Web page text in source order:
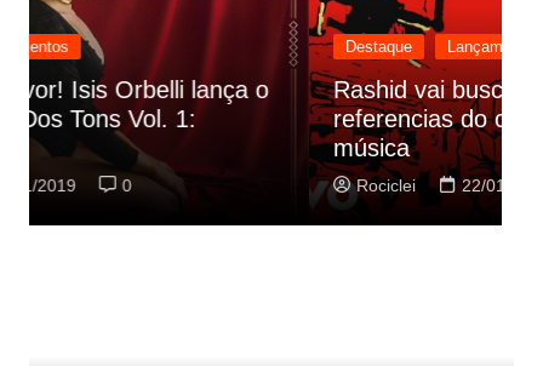
Destaque
Rashid vai buscar nos HQs as
referencias do clipe de sua nova
música
Rociclei 0